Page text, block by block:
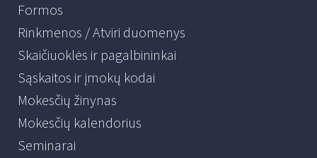
Formos
Rinkmenos / Atviri duomenys
Skaičiuoklės ir pagalbininkai
Sąskaitos ir įmokų kodai
Mokesčių žinynas
Mokesčių kalendorius
Seminarai